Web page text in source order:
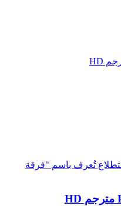
استطلاع تُعرف باسم "فرقة